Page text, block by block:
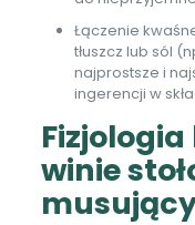
Łączenie
tłuszcz lub sól
najprostsze i
ingerencji w
winie